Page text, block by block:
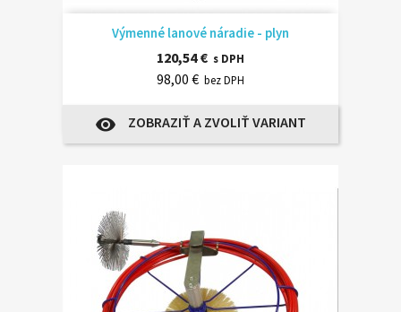
Výmenné lanové náradie - plyn
120,54 € s DPH
98,00 € bez DPH
visibility ZOBRAZIŤ A ZVOLIŤ VARIANT